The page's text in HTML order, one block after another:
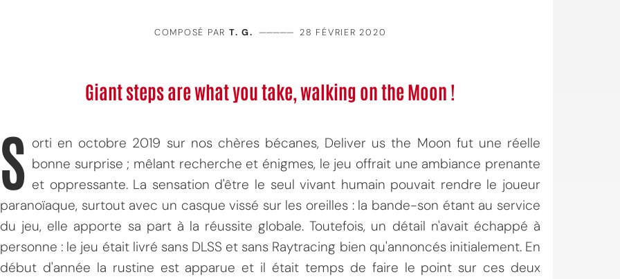
COMPOSÉ PAR T. G. ————— 28 FÉVRIER 2020
Giant steps are what you take, walking on the Moon !
S orti en octobre 2019 sur nos chères bécanes, Deliver us the Moon fut une réelle
bonne surprise ; mêlant recherche et énigmes, le jeu offrait une ambiance prenante
et oppressante. La sensation d'être le seul vivant humain pouvait rendre le joueur
paranoïaque, surtout avec un casque vissé sur les oreilles : la bande-son étant au service
du jeu, elle apporte sa part à la réussite globale. Toutefois, un détail n'avait échappé à
personne : le jeu était livré sans DLSS et sans Raytracing bien qu'annoncés initialement. En
début d'année la rustine est apparue et il était temps de faire le point sur ces deux